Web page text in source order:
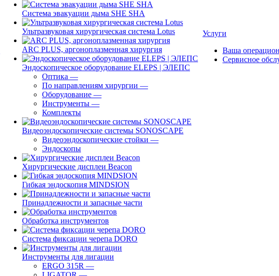
Система эвакуации дыма SHE SHA
Ультразвуковая хирургическая система Lotus
ARC PLUS, аргоноплазменная хирургия
Эндоскопическое оборудование ELEPS | ЭЛЕПС
Оптика —
По направлениям хирургии —
Оборудование —
Инструменты —
Комплекты
Видеоэндоскопические системы SONOSCAPE
Видеоэндоскопические стойки —
Эндоскопы
Хирургические дисплеи Beacon
Гибкая эндоскопия MINDSION
Принадлежности и запасные части
Обработка инструментов
Система фиксации черепа DORO
Инструменты для лигации
ERGO 315R —
Услуги
Ваша
Сервисное